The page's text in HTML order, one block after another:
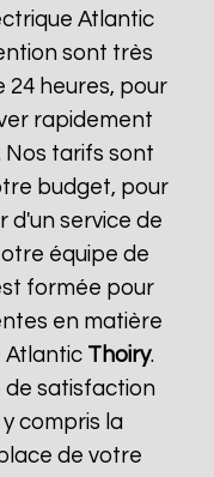
Atlantic
sont très
24 heures, pour
rapidement
tarifs sont
budget, pour
d'un service de
équipe de
formée pour
en matière
Atlantic Thoiry.
de satisfaction
compris la
de votre